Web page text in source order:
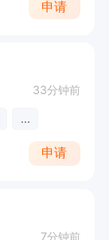
申请
33分钟前
...
申请
7分钟前